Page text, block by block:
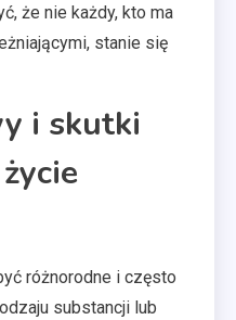
że nie każdy, kto ma
stanie się
i skutki
różnorodne i często
substancji lub